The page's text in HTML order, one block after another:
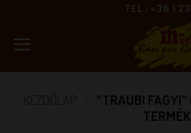
content
TEL.: +36 1
“TRAUBI FAGYI”